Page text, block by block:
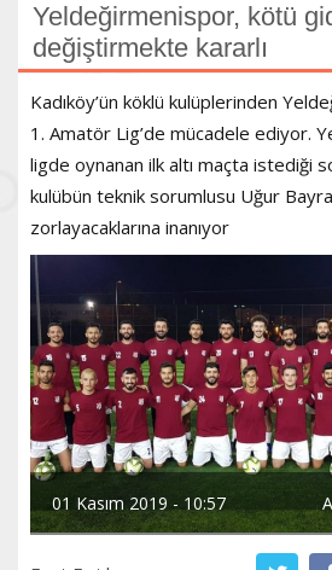
Yeldeğirmenispor, kötü
değiştirmekte kararlı
Kadıköy’ün köklü kulüplerinden
1. Amatör Lig’de mücadele ediyor.
ligde oynanan ilk altı maçta istediği
kulübün teknik sorumlusu Uğur
zorlayacaklarına inanıyor
01 Kasım 2019 - 10:57 A